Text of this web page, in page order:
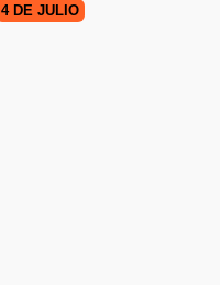
4 DE JULIO